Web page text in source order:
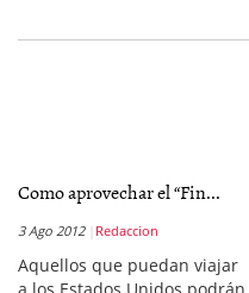
Como aprovechar el “Fin...
3 Ago 2012 Redaccion
Aquellos que puedan viajar